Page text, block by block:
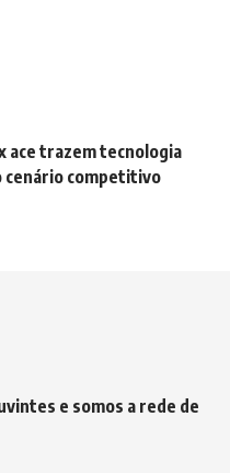
ace trazem tecnologia
cenário competitivo
e somos a rede de